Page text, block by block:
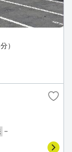
）
－